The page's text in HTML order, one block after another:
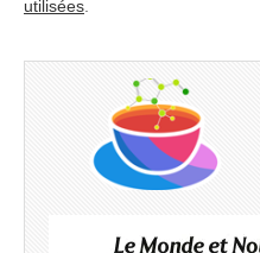
utilisées